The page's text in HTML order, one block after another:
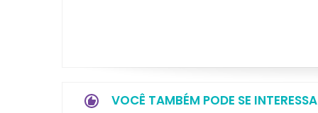
VOCÊ TAMBÉM PODE SE